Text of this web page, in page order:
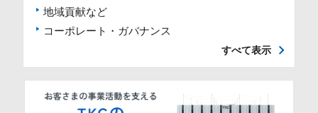
地域貢献など
コーポレート・ガバナンス
すべて表示